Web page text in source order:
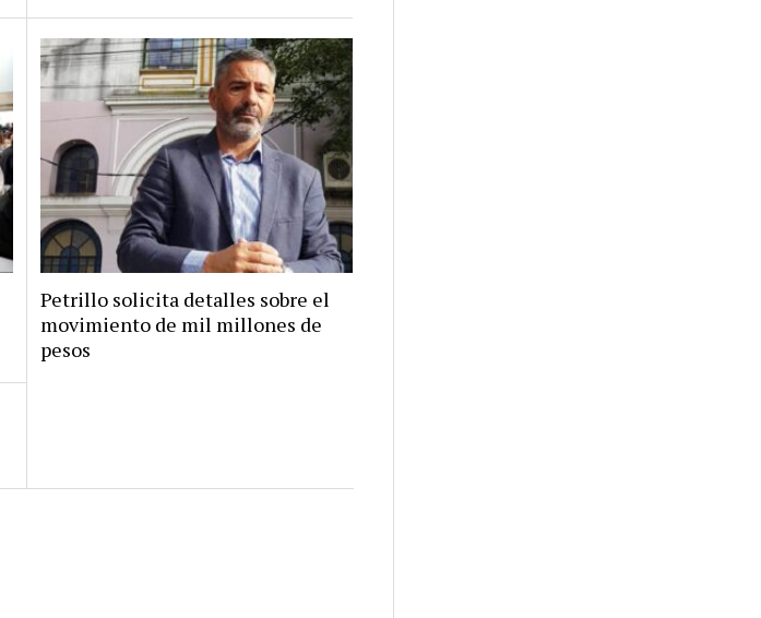
Petrillo solicita detalles sobre el
movimiento de mil millones de
pesos